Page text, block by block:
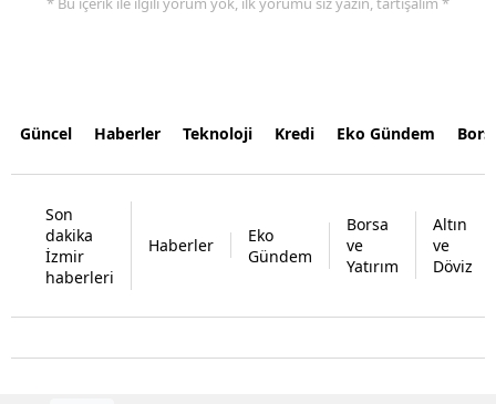
Güncel Haberler Teknoloji Kredi Eko Gündem
Son
dakika
İzmir
haberleri
Haberler
Eko
Gündem
Borsa
ve
Yatırım
Altın
ve
Döviz